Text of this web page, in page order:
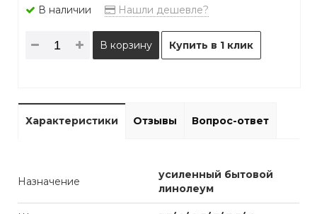
В наличии Нашли дешевле?
В корзину Купить в 1 клик
Характеристики Отзывы Вопрос-ответ
Назначение
усиленный бытовой
линолеум